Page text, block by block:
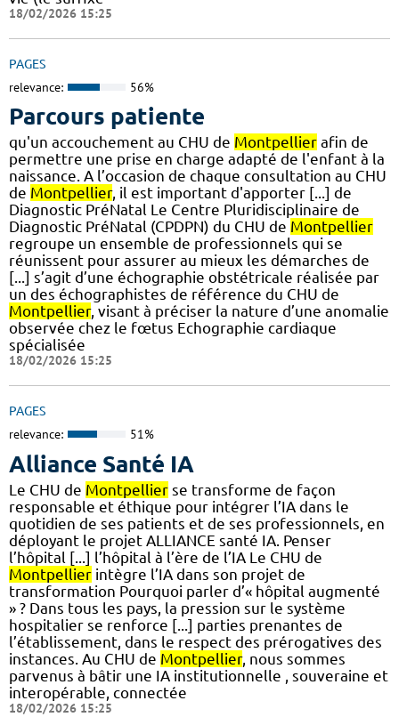
18/02/2026 15:25
PAGES
relevance: 56%
Parcours patiente
qu'un accouchement au CHU de Montpellier afin de
permettre une prise en charge adapté de l'enfant à la
naissance. A l’occasion de chaque consultation au CHU
de Montpellier, il est important d'apporter [...] de
Diagnostic PréNatal Le Centre Pluridisciplinaire de
Diagnostic PréNatal (CPDPN) du CHU de Montpellier
regroupe un ensemble de professionnels qui se
réunissent pour assurer au mieux les démarches de
[...] s’agit d’une échographie obstétricale réalisée par
un des échographistes de référence du CHU de
Montpellier, visant à préciser la nature d’une anomalie
observée chez le fœtus Echographie cardiaque
spécialisée
18/02/2026 15:25
PAGES
relevance: 51%
Alliance Santé IA
Le CHU de Montpellier se transforme de façon
responsable et éthique pour intégrer l’IA dans le
quotidien de ses patients et de ses professionnels, en
déployant le projet ALLIANCE santé IA. Penser
l’hôpital [...] l’hôpital à l’ère de l’IA Le CHU de
Montpellier intègre l’IA dans son projet de
transformation Pourquoi parler d’« hôpital augmenté
» ? Dans tous les pays, la pression sur le système
hospitalier se renforce [...] parties prenantes de
l’établissement, dans le respect des prérogatives des
instances. Au CHU de Montpellier, nous sommes
parvenus à bâtir une IA institutionnelle , souveraine et
interopérable, connectée
18/02/2026 15:25